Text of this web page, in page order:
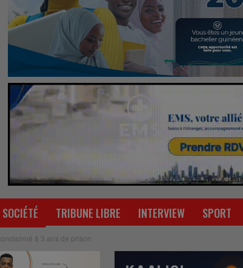
SOCIÉTÉ TRIBUNE LIBRE INTERVIEW SPORT
à 3 ans de prison